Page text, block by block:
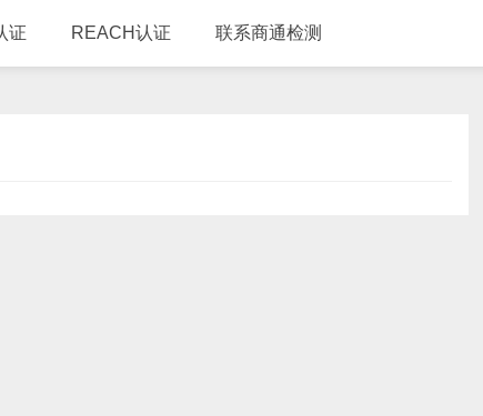
证 REACH认证 联系商通检测